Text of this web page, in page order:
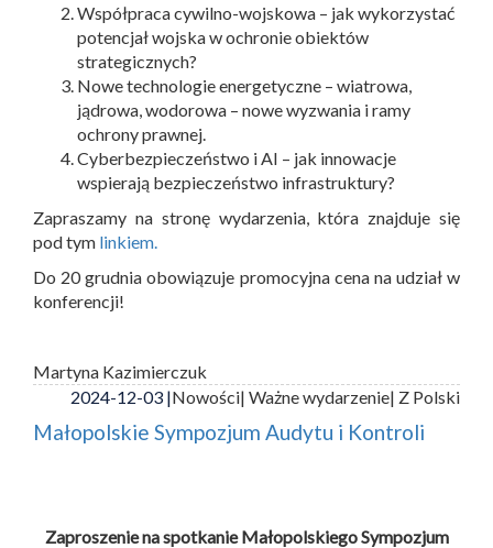
Współpraca cywilno-wojskowa – jak wykorzystać
potencjał wojska w ochronie obiektów
strategicznych?
Nowe technologie energetyczne – wiatrowa,
jądrowa, wodorowa – nowe wyzwania i ramy
ochrony prawnej.
Cyberbezpieczeństwo i AI – jak innowacje
wspierają bezpieczeństwo infrastruktury?
Zapraszamy na stronę wydarzenia, która znajduje się
pod tym linkiem.
Do 20 grudnia obowiązuje promocyjna cena na udział w
konferencji!
Martyna Kazimierczuk
2024-12-03 |Nowości| Ważne wydarzenie| Z Polski
Małopolskie Sympozjum Audytu i Kontroli
Zaproszenie na spotkanie Małopolskiego Sympozjum